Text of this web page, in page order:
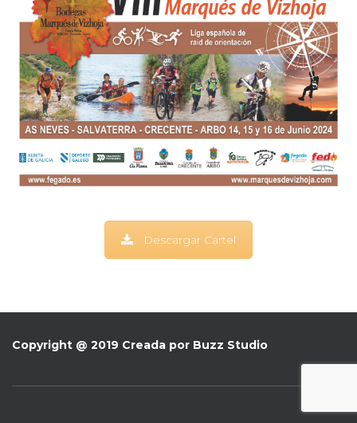
E
G
A
C
I
Ó
N
Descargar Cartel
Copyright @ 2019 Creada por Buzz Studio